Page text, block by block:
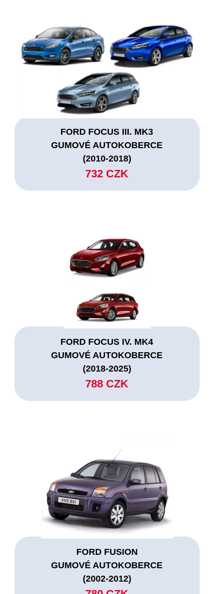
FORD FOCUS III. MK3
GUMOVÉ AUTOKOBERCE
(2010-2018)
732 CZK
FORD FOCUS IV. MK4
GUMOVÉ AUTOKOBERCE
(2018-2025)
788 CZK
FORD FUSION
GUMOVÉ AUTOKOBERCE
(2002-2012)